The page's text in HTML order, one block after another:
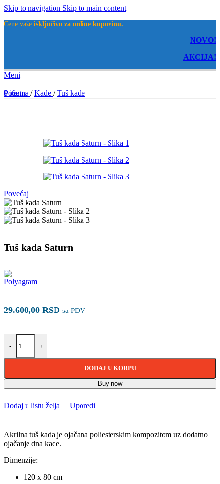
Skip to navigation Skip to main content
Cene važe isključivo za online kupovinu.
NOVO!
AKCIJA!
Meni
0items
Početna / Kade / Tuš kade
Povećaj
Tuš kada Saturn
29.600,00 RSD sa PDV
-
Tuš kada Saturn količina
+
DODAJ U KORPU
Buy now
Dodaj u listu želja Uporedi
Akrilna tuš kada je ojačana poliesterskim kompozitom uz dodatno
ojačanje dna kade.
Dimenzije:
120 x 80 cm